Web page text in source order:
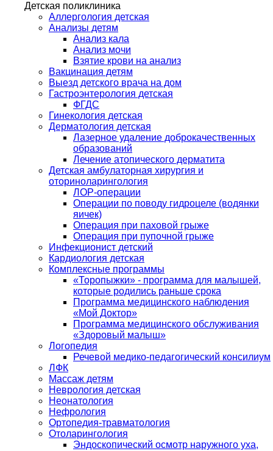
Детская поликлиника
Аллергология детская
Анализы детям
Анализ кала
Анализ мочи
Взятие крови на анализ
Вакцинация детям
Выезд детского врача на дом
Гастроэнтерология детская
ФГДС
Гинекология детская
Дерматология детская
Лазерное удаление доброкачественных
образований
Лечение атопического дерматита
Детская амбулаторная хирургия и
оториноларингология
ЛОР-операции
Операции по поводу гидроцеле (водянки
яичек)
Операция при паховой грыже
Операция при пупочной грыже
Инфекционист детский
Кардиология детская
Комплексные программы
«Торопыжки» - программа для малышей,
которые родились раньше срока
Программа медицинского наблюдения
«Мой Доктор»
Программа медицинского обслуживания
«Здоровый малыш»
Логопедия
Речевой медико-педагогический консилиум
ЛФК
Массаж детям
Неврология детская
Неонатология
Нефрология
Ортопедия-травматология
Отоларингология
Эндоскопический осмотр наружного уха,